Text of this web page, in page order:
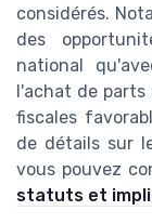
considérés.
des
national
l'achat de parts
fiscales
de détails sur
vous pouvez
statuts et